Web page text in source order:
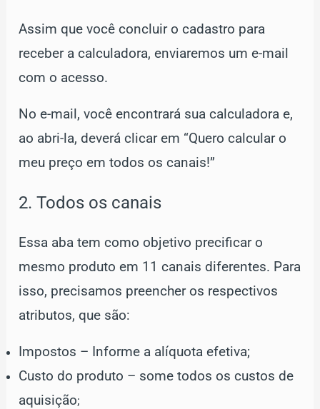
Assim que você concluir o cadastro para
receber a calculadora, enviaremos um e-mail
com o acesso.
No e-mail, você encontrará sua calculadora e,
ao abri-la, deverá clicar em “Quero calcular o
meu preço em todos os canais!”
2. Todos os canais
Essa aba tem como objetivo precificar o
mesmo produto em 11 canais diferentes. Para
isso, precisamos preencher os respectivos
atributos, que são:
Impostos – Informe a alíquota efetiva;
Custo do produto – some todos os custos de
aquisição;